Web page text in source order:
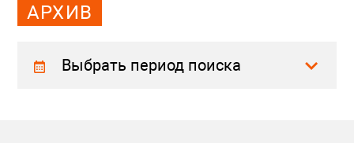
АРХИВ
Выбрать период поиска